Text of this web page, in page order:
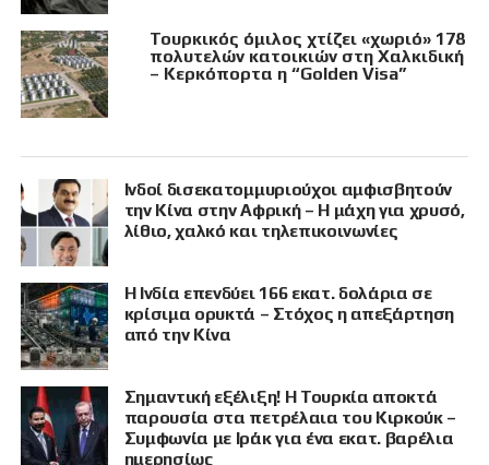
Τουρκικός όμιλος χτίζει «χωριό» 178
πολυτελών κατοικιών στη Χαλκιδική
– Κερκόπορτα η “Golden Visa”
Ινδοί δισεκατομμυριούχοι αμφισβητούν
την Κίνα στην Αφρική – Η μάχη για χρυσό,
λίθιο, χαλκό και τηλεπικοινωνίες
Η Ινδία επενδύει 166 εκατ. δολάρια σε
κρίσιμα ορυκτά – Στόχος η απεξάρτηση
από την Κίνα
Σημαντική εξέλιξη! Η Τουρκία αποκτά
παρουσία στα πετρέλαια του Κιρκούκ –
Συμφωνία με Ιράκ για ένα εκατ. βαρέλια
ημερησίως